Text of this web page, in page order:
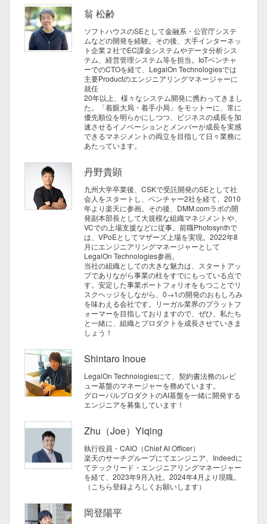
翁 松齢
ソフトハウスのSEとして金融系・公官庁システ
ムなどの開発を経験。その後、大手インターネッ
ト企業２社でEC課金システムやデータ分析シス
テム、経営管理システム等を担当。IoTベンチャ
ーでのCTOを経て、LegalOn Technologiesでは
主要Productのエンジニアリングマネージャーに
就任
20年以上、様々なシステム開発に携わってきまし
た。「着眼大局・着手小局」をモットーに、常に
優先順位を明らかにしつつ、ビジネスの成長を加
速させるイノベーションとメンバーが成長を実感
できるマネジメントの両立を目指して日々業務に
あたっています。
丹野貴顕
九州大学卒業後、CSKで受託開発のSEとして社
会人をスタートし、ベンチャー2社を経て、2010
年より楽天に参画。その後、DMM.comラボの開
発副本部長として大規模な組織マネジメントや、
VCでの上場支援などに従事。前職Photosynthで
は、VPoEとしてマザーズ上場を実現。2022年8
月にエンジニアリングマネージャーとして
LegalOn Technologies参画。
当社の組織としての大きな魅力は、スタートアッ
プでありながら事業の柱をすでにもっている点で
す。安定した事業ポートフォリオをもつことでリ
スクヘッジをしながら、0→1の開発のおもしろみ
を味わえる会社です。リーガル業界のプラットフ
ォーマーを目指しておりますので、ぜひ、私たち
と一緒に、組織とプロダクトを成長させていきま
しょう！
Shintaro Inoue
LegalOn Technologiesにて、契約書法務のレビ
ュー基盤のマネージャーを務めています。
グローバルプロダクトのAI基盤を一緒に開発する
エンジニアを募集しています！
Zhu（Joe）Yiqing
執行役員・CAIO（Chief AI Officer）
楽天のサーチグループにてエンジニア、Indeedに
てテックリード・エンジニアリングマネージャー
を経て、2023年9月入社。2024年4月より現職。
（こちら登録よろしくお願いします）
岡登陽平